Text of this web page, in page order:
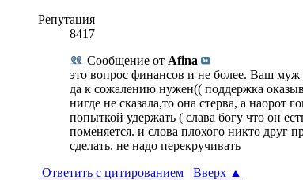
Репутация
8417
Сообщение от Afina
это вопрос финансов и не более. Ваш
да к сожалению нужен(( поддержка
нигде не сказала,то она стерва, а
попыткой удержать ( слава богу что он
поменяется. и слова плохого никто
сделать. не надо перекручивать
Ответить с цитированием
Вверх ▲